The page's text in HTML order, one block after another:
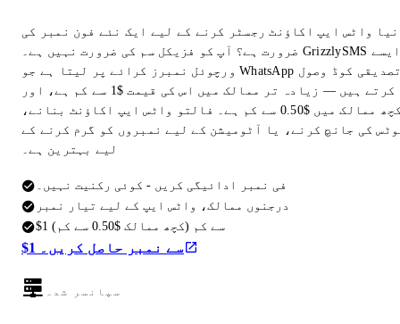
نیا واٹس ایپ اکاؤنٹ رجسٹر کرنے کے لیے ایک نئے فون نمبر کی
ضرورت ہے؟ آپ کو فزیکل سم کی ضرورت نہیں ہے۔ GrizzlySMS ایسے
ورچوئل نمبرز کرائے پر لیتا ہے جو WhatsApp تصدیقی کوڈ وصول
کرتے ہیں — زیادہ تر ممالک میں اس کی قیمت $1 سے کم ہے، اور
کچھ ممالک میں $0.50 سے کم ہے۔ فالتو واٹس ایپ اکاؤنٹ بنانے،
کی جانچ کرنے، یا آٹومیشن کے لیے نمبروں کو گرم کرنے کے
لیے بہترین ہے۔
فی نمبر ادائیگی کریں - کوئی رکنیت نہیں۔
درجنوں ممالک، واٹس ایپ کے لیے تیار نمبر
$1 سے کم (کچھ ممالک $0.50 سے کم)
$1 سے نمبر حاصل کریں۔
سپانسر شدہ